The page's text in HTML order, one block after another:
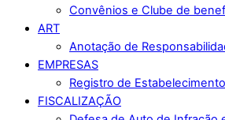
Convênios e Clube de
ART
Anotação de
EMPRESAS
Registro de Estabelecimento
FISCALIZAÇÃO